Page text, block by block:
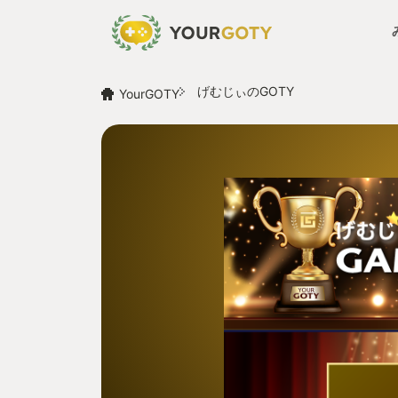
YourGOTY げむじぃのGOTY